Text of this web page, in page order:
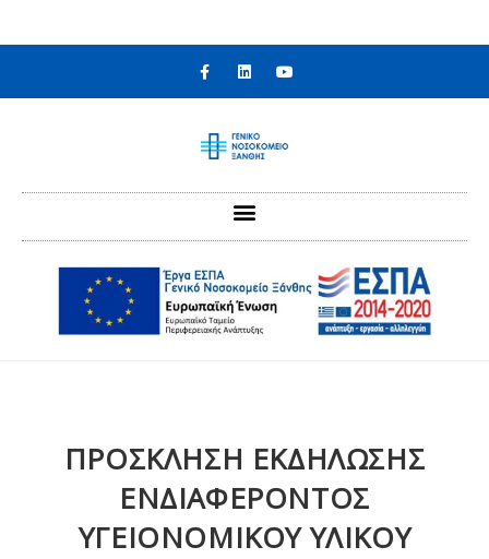
ΠΡΟΣΚΛΗΣΗ ΕΚΔΗΛΩΣΗΣ
ΕΝΔΙΑΦΕΡΟΝΤΟΣ
ΥΓΕΙΟΝΟΜΙΚΟΥ ΥΛΙΚΟΥ